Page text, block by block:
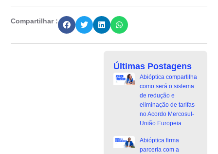
Compartilhar :
Últimas Postagens
Abióptica compartilha
como será o sistema
de redução e
eliminação de tarifas
no Acordo Mercosul-
União Europeia
Abióptica firma
parceria com a